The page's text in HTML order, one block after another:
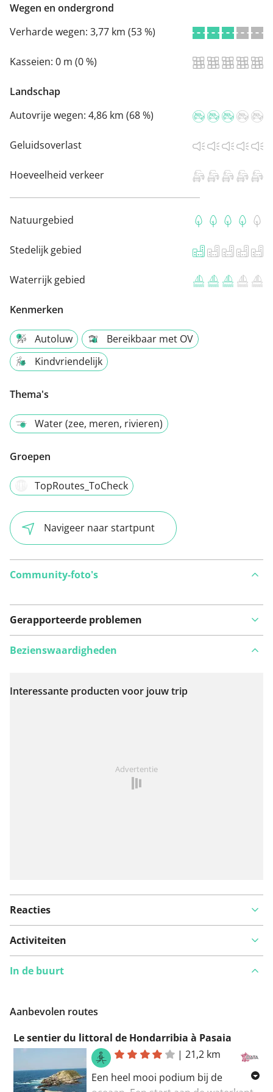
Wegen en ondergrond
Verharde wegen: 3,77 km (53 %)
Kasseien: 0 m (0 %)
Landschap
Autovrije wegen: 4,86 km (68 %)
Geluidsoverlast
Hoeveelheid verkeer
Natuurgebied
Stedelijk gebied
Waterrijk gebied
Kenmerken
Autoluw
Bereikbaar met OV
Kindvriendelijk
Thema's
Water (zee, meren, rivieren)
Groepen
TopRoutes_ToCheck
Navigeer naar startpunt
Community-foto's
Gerapporteerde problemen
Bekijk op kaart
Bezienswaardigheden
Interessante producten voor jouw trip
Advertentie
Reacties
Activiteiten
In de buurt
Aanbevolen routes
Le sentier du littoral de Hondarribia à Pasaia
|21,2 km
Een heel mooi podium bij de